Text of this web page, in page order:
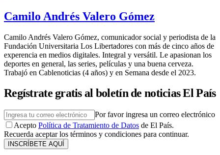
Camilo Andrés Valero Gómez
Camilo Andrés Valero Gómez, comunicador social y periodista de la
Fundación Universitaria Los Libertadores con más de cinco años de
experencia en medios digitales. Integral y versátil. Le apasionan los
deportes en general, las series, películas y una buena cerveza.
Trabajó en Cablenoticias (4 años) y en Semana desde el 2023.
Regístrate gratis al boletín de noticias El País
Por favor ingresa un correo electrónico
Acepto Política de Tratamiento de Datos de El País.
Recuerda aceptar los términos y condiciones para continuar.
INSCRÍBETE AQUÍ